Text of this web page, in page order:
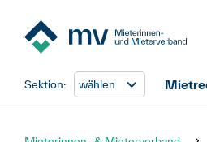
Sektion: wählen